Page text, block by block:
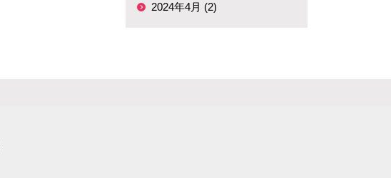
2024年4月 (2)